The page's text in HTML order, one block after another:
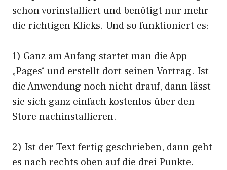
schon vorinstalliert und benötigt nur mehr
die richtigen Klicks. Und so funktioniert es:
1) Ganz am Anfang startet man die App
„Pages“ und erstellt dort seinen Vortrag. Ist
die Anwendung noch nicht drauf, dann lässt
sie sich ganz einfach kostenlos über den
Store nachinstallieren.
2) Ist der Text fertig geschrieben, dann geht
es nach rechts oben auf die drei Punkte.